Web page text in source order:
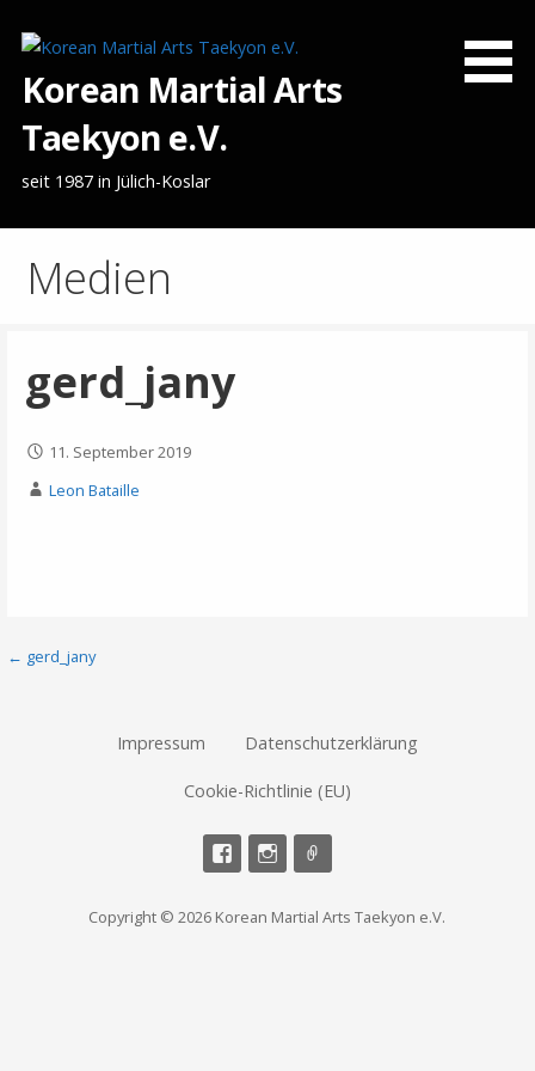
Inhalt
springenKorean Martial Arts
Taekyon e.V.
seit 1987 in Jülich-Koslar
Medien
gerd_jany
11. September 2019
Leon Bataille
Beitragsnavigation
← gerd_jany
Impressum Datenschutzerklärung
Cookie-Richtlinie (EU)
Copyright © 2026 Korean Martial Arts Taekyon e.V.